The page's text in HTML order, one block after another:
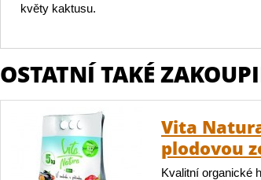
květy kaktusu.
OSTATNÍ TAKÉ
Vita
plodovou
Kvalitní organické